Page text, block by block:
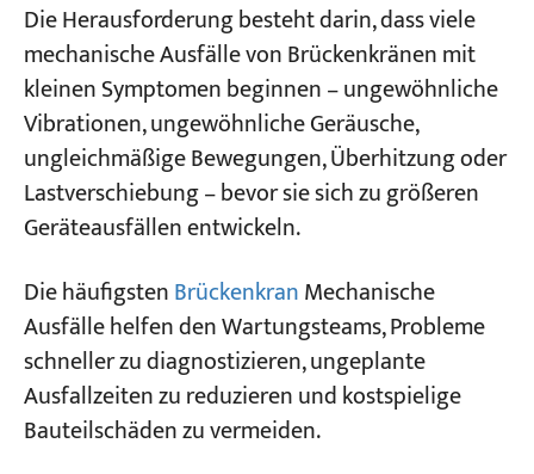
Projekte
Blogs
Nachrichten
Bewerbungen
Kontakt
Benötigen Sie fachkundige Unterstützung
bei häufigen mechanischen Ausfällen von
Brückenkränen?
Die Herausforderung besteht darin, dass viele
mechanische Ausfälle von Brückenkränen mit
kleinen Symptomen beginnen – ungewöhnliche
Vibrationen, ungewöhnliche Geräusche,
ungleichmäßige Bewegungen, Überhitzung oder
Lastverschiebung – bevor sie sich zu größeren
Geräteausfällen entwickeln.
Die häufigstenBrückenkranMechanische
Ausfälle helfen den Wartungsteams, Probleme
schneller zu diagnostizieren, ungeplante
Ausfallzeiten zu reduzieren und kostspielige
Bauteilschäden zu vermeiden.